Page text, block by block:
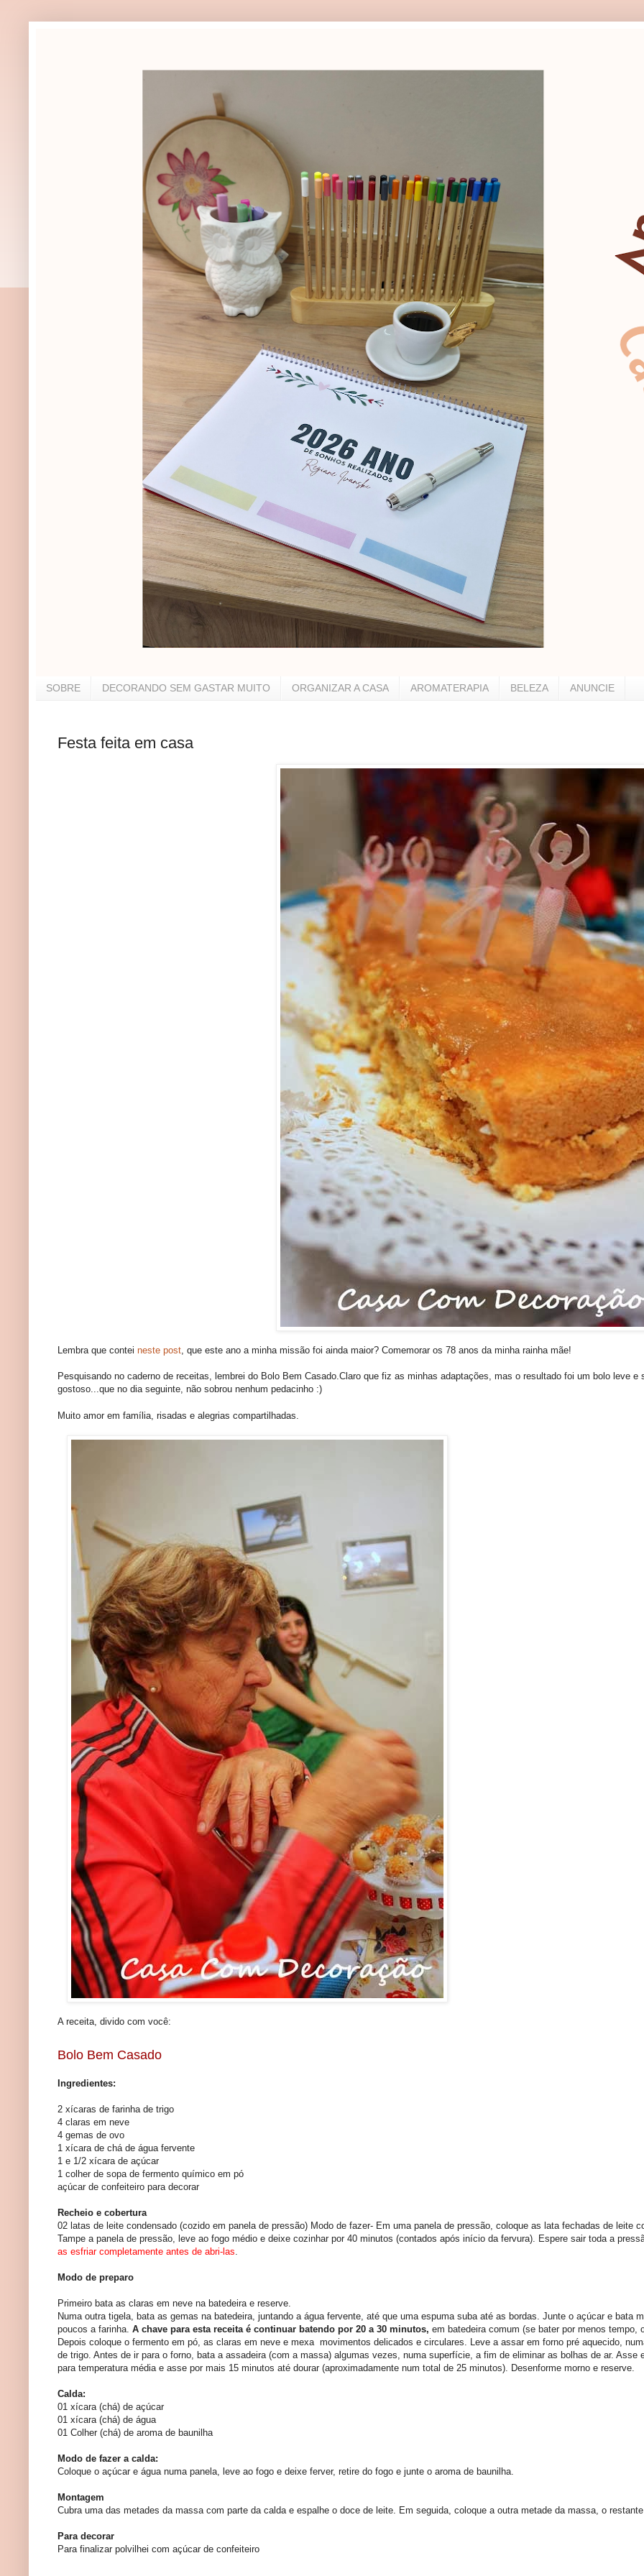
SOBRE DECORANDO SEM GASTAR MUITO ORGANIZAR A CASA AROMATERAPIA BELEZA ANUNCIE
Festa feita em casa
Lembra que contei neste post, que este ano a minha missão foi ainda maior? Comemorar os 78 anos da minha rainha mãe!
Pesquisando no caderno de receitas, lembrei do Bolo Bem Casado.Claro que fiz as minhas adaptações, mas o resultado foi um bolo leve
gostoso...que no dia seguinte, não sobrou nenhum pedacinho :)
Muito amor em família, risadas e alegrias compartilhadas.
A receita, divido com você:
Bolo Bem Casado
Ingredientes:
2 xícaras de farinha de trigo
4 claras em neve
4 gemas de ovo
1 xícara de chá de água fervente
1 e 1/2 xícara de açúcar
1 colher de sopa de fermento químico em pó
açúcar de confeiteiro para decorar
Recheio e cobertura
02 latas de leite condensado (cozido em panela de pressão) Modo de fazer- Em uma panela de pressão, coloque as lata fechadas de leite
Tampe a panela de pressão, leve ao fogo médio e deixe cozinhar por 40 minutos (contados após início da fervura). Espere sair toda a
as esfriar completamente antes de abri-las.
Modo de preparo
Primeiro bata as claras em neve na batedeira e reserve.
Numa outra tigela, bata as gemas na batedeira, juntando a água fervente, até que uma espuma suba até as bordas. Junte o açúcar e bata
poucos a farinha. A chave para esta receita é continuar batendo por 20 a 30 minutos, em batedeira comum (se bater por menos tempo,
Depois coloque o fermento em pó, as claras em neve e mexa movimentos delicados e circulares. Leve a assar em forno pré aquecido,
de trigo. Antes de ir para o forno, bata a assadeira (com a massa) algumas vezes, numa superfície, a fim de eliminar as bolhas de ar.
para temperatura média e asse por mais 15 minutos até dourar (aproximadamente num total de 25 minutos). Desenforme morno e reserve.
Calda:
01 xícara (chá) de açúcar
01 xícara (chá) de água
01 Colher (chá) de aroma de baunilha
Modo de fazer a calda:
Coloque o açúcar e água numa panela, leve ao fogo e deixe ferver, retire do fogo e junte o aroma de baunilha.
Montagem
Cubra uma das metades da massa com parte da calda e espalhe o doce de leite. Em seguida, coloque a outra metade da massa, o
Para decorar
Para finalizar polvilhei com açúcar de confeiteiro